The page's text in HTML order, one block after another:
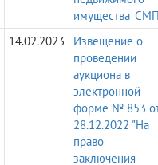
14.02.2023
Извещение о
проведении
аукциона в
электронной
форме № 853
28.12.2022 "На
право
заключения